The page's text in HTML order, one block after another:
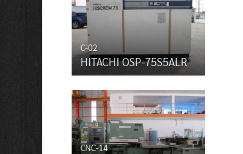
C-02
HITACHI OSP-75S5ALR
CNC-14